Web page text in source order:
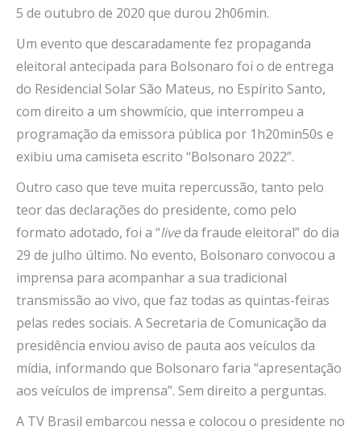
5 de outubro de 2020 que durou 2h06min.
Um evento que descaradamente fez propaganda
eleitoral antecipada para Bolsonaro foi o de entrega
do Residencial Solar São Mateus, no Espírito Santo,
com direito a um showmício, que interrompeu a
programação da emissora pública por 1h20min50s e
exibiu uma camiseta escrito “Bolsonaro 2022”.
Outro caso que teve muita repercussão, tanto pelo
teor das declarações do presidente, como pelo
formato adotado, foi a “liveda fraude eleitoral” do dia
29 de julho último. No evento, Bolsonaro convocou a
imprensa para acompanhar a sua tradicional
transmissão ao vivo, que faz todas as quintas-feiras
pelas redes sociais. A Secretaria de Comunicação da
presidência enviou aviso de pauta aos veículos da
mídia, informando que Bolsonaro faria “apresentação
aos veículos de imprensa”. Sem direito a perguntas.
A TV Brasil embarcou nessa e colocou o presidente no